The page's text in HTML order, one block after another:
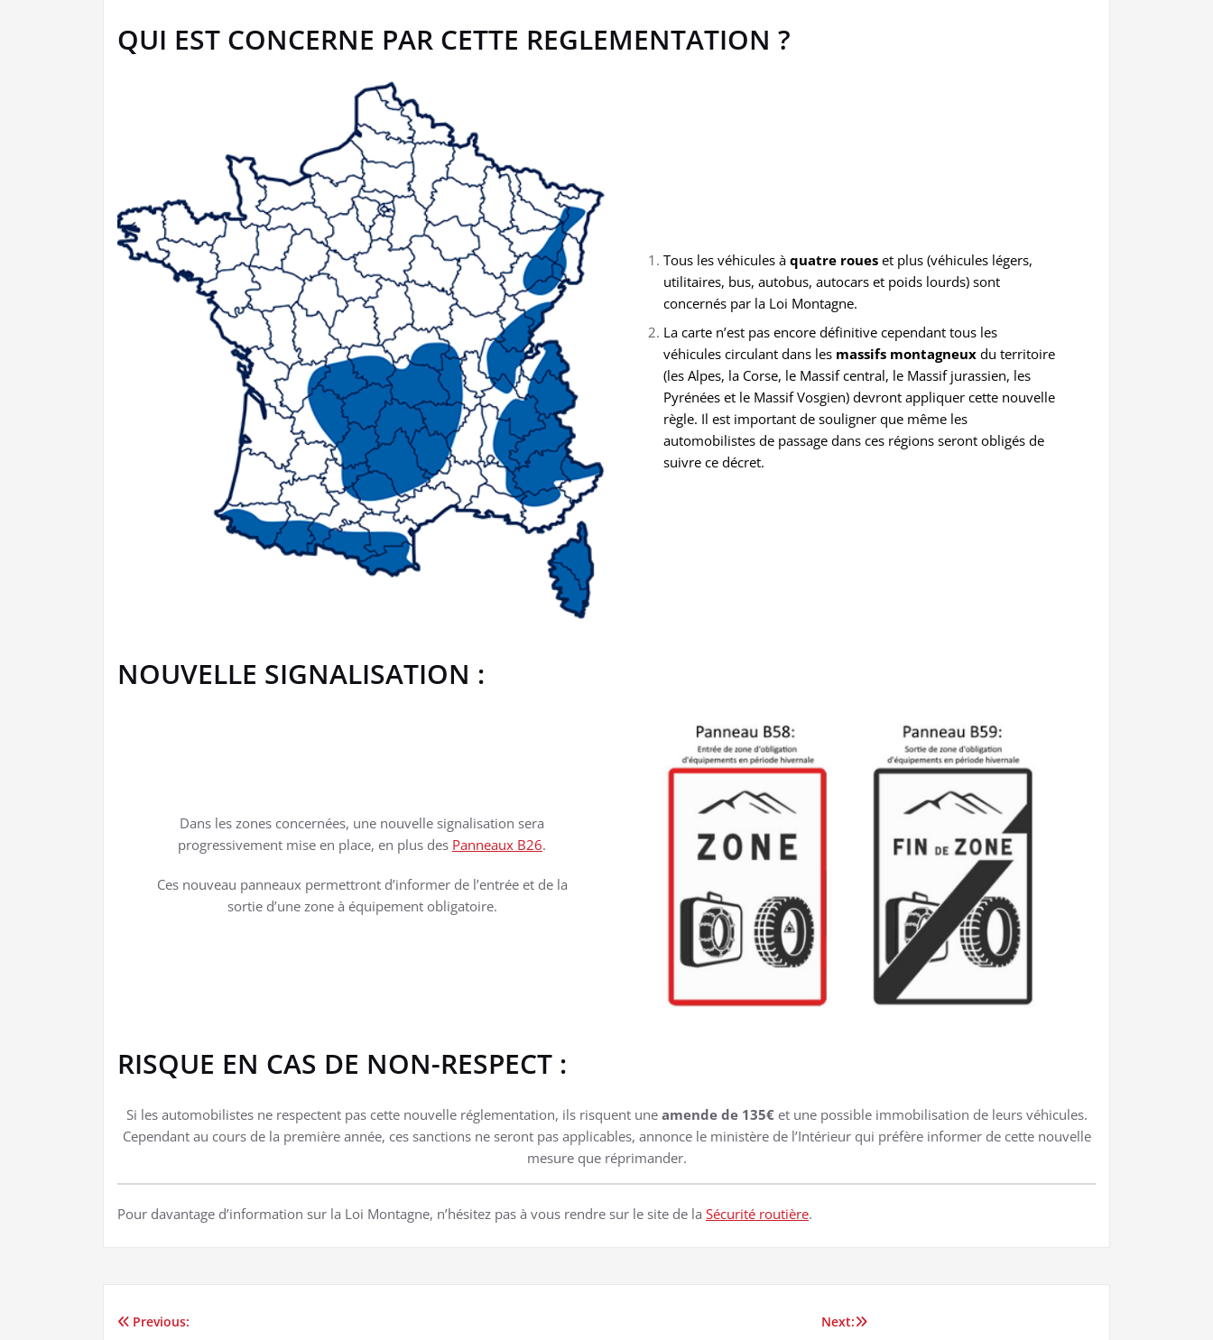
QUI EST CONCERNE PAR CETTE REGLEMENTATION ?
Tous les véhicules àquatre roues et plus (véhicules légers,
utilitaires, bus, autobus, autocars et poids lourds) sont
concernés par la Loi Montagne.
La carte n’est pas encore définitive cependant tous les
véhicules circulant dans les massifs montagneux du territoire
(les Alpes, la Corse, le Massif central, le Massif jurassien, les
Pyrénées et le Massif Vosgien) devront appliquer cette nouvelle
règle. Il est important de souligner que même les
automobilistes de passage dans ces régions seront obligés de
suivre ce décret.
NOUVELLE SIGNALISATION :
Dans les zones concernées, une nouvelle signalisation sera
progressivement mise en place, en plus des Panneaux B26.
Ces nouveau panneaux permettront d’informer de l’entrée et de la
sortie d’une zone à équipement obligatoire.
RISQUE EN CAS DE NON-RESPECT :
Si les automobilistes ne respectent pas cette nouvelle réglementation, ils risquent une amende de 135€et une possible immobilisation de leurs véhicules.
Cependant au cours de la première année, ces sanctions ne seront pas applicables, annonce le ministère de l’Intérieur qui préfère informer de cette nouvelle
mesure que réprimander.
Pour davantage d’information sur la Loi Montagne, n’hésitez pas à vous rendre sur le site de la Sécurité routière.
Navigation
Previous: Next: